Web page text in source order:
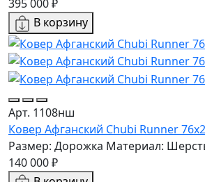
395 000 ₽
В корзину
Арт. 1108нш
Ковер Афганский Chubi Runner
Размер: Дорожка Материал:
140 000 ₽